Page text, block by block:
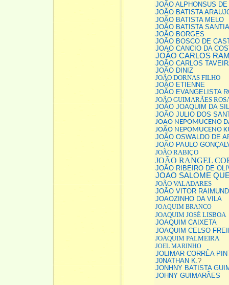
JOÃO ALPHONSUS
JOÃO BATISTA
JOÃO BATISTA MELO
JOÃO BATISTA
JOÃO BORGES
JOÃO BOSCO DE
JOAO CANCIO DA
JOÃO CARLOS
JOÃO CARLOS
JOÃO DINIZ
JOÃO DORNAS FILHO
JOÃO ETIENNE
JOÃO EVANGELISTA
JOÃO GUIMARÃES
JOÃO JOAQUIM DA
JOÃO JULIO DOS
JOAO NEPOMUCENO
JOÃO NEPOMUCENO
JOÃO OSWALDO DE
JOÃO PAULO
JOÃO RABIÇO
JOÃO RANGEL
JOÃO RIBEIRO DE
JOAO SALOME
JOÃO VALADARES
JOÃO VITOR
JOAOZINHO DA VILA
JOAQUIM BRANCO
JOAQUIM JOSÉ LISBOA
JOAQUIM CAIXETA
JOAQUIM CELSO
JOAQUIM PALMEIRA
JOEL MARINHO
JOLIMAR CORRÊA
J0NATHAN K.?
JONHNY BATISTA
JOHNY GUIMARÃES